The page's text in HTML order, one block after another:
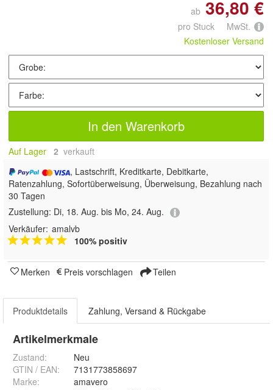
ab 36,80 €
pro Stuck MwSt.
Kostenloser Versand
In den Warenkorb
Auf Lager 2 verkauft
, Lastschrift, Kreditkarte, Debitkarte,
Ratenzahlung, Sofortüberweisung, Überweisung, Bezahlung nach
30 Tagen
Zustellung: Di, 18. Aug. bis Mo, 24. Aug.
Verkäufer: amalvb
100% positiv
Merken Preis vorschlagen Teilen
Produktdetails Zahlung, Versand & Rückgabe
Artikelmerkmale
Zustand:
Neu
GTIN / EAN:
7131773858697
Marke:
amavero